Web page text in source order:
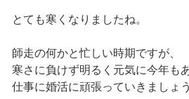
とても寒くなりましたね。
師走の何かと忙しい時期ですが、
寒さに負けず明るく元気に今年も
仕事に婚活に頑張っていきましょう